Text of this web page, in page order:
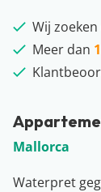
Mallorca
Waterpret
Wij zoeken
Meer dan